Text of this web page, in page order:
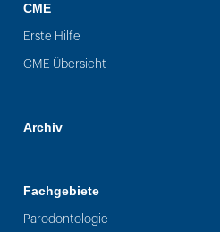
CME
Erste Hilfe
CME Übersicht
Archiv
Fachgebiete
Parodontologie